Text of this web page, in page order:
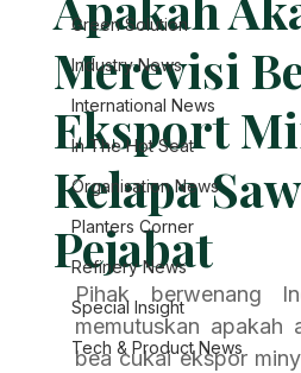
Green Solution
Industry News
International News
In The Hot Seat
Organisation News
Planters Corner
Refinery News
Special Insight
Tech & Product News
Merevisi
Eksport
Kelapa
Pejabat
Pihak berwenang
memutuskan apakah
bea cukai ekspor